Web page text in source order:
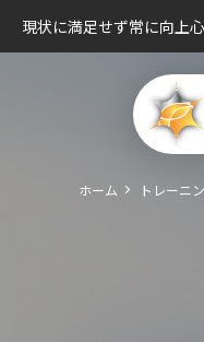
現状に満足せず常に向上
ホーム トレーニ